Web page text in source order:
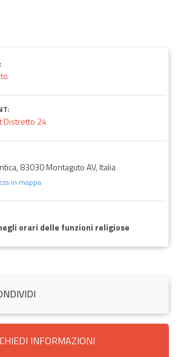
Distretto 24
83030 Montaguto AV, Italia
in mappa
orari delle funzioni religiose
INFORMAZIONI